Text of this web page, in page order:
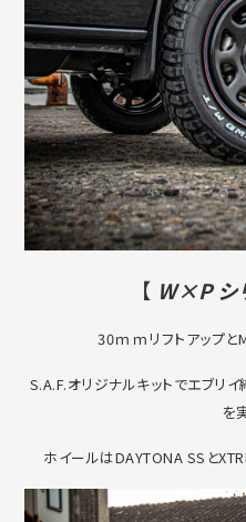
【 W×P シ
30ｍｍリフトアップと
S.A.F.オリジナルキットでエブリ
を
ホイールはDAYTONA SSと